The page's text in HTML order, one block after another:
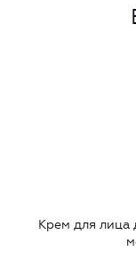
Крем для лица